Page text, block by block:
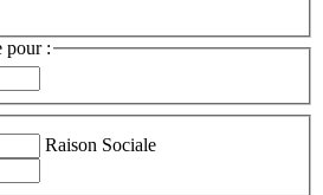
pour :
Raison Sociale